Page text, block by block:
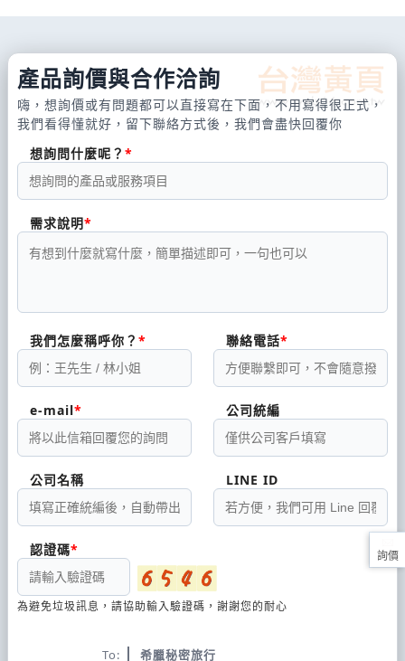
產品詢價與合作洽詢
嗨，想詢價或有問題都可以直接寫在下面，不用寫得很正式，
我們看得懂就好，留下聯絡方式後，我們會盡快回覆你
想詢問什麼呢？
需求說明
我們怎麼稱呼你？ 聯絡電話
e-mail 公司統編
公司名稱 LINE ID
認證碼
為避免垃圾訊息，請協助輸入驗證碼，謝謝您的耐心
To: 希臘秘密旅行
詢價